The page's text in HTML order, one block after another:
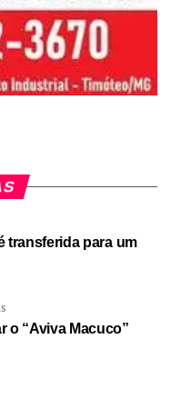
transferida para um
o “Aviva Macuco”